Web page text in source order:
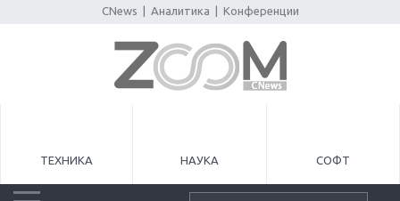
CNews Аналитика Конференции
ТЕХНИКА НАУКА СОФТ